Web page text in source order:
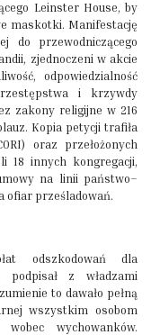
Leinster House, by
maskotki. Manifestację
do przewodniczącego
zjednoczeni w akcie
odpowiedzialność
i krzywdy
zakony religijne w 216
Kopia petycji trafiła
oraz przełożonych
18 innych kongregacji,
na linii państwo–
ofiar prześladowań.
odszkodowań dla
podpisał z władzami
to dawało pełną
wszystkim osobom
wychowanków.